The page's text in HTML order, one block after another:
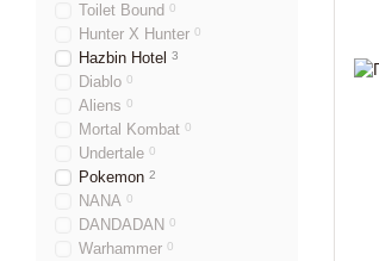
Toilet Bound 0
Hunter X Hunter 0
Hazbin Hotel 3
Diablo 0
Aliens 0
Mortal Kombat 0
Undertale 0
Pokemon 2
NANA 0
DANDADAN 0
Warhammer 0